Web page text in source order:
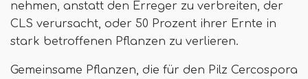
nehmen, anstatt den Erreger zu verbreiten, der
CLS verursacht, oder 50 Prozent ihrer Ernte in
stark betroffenen Pflanzen zu verlieren.
Gemeinsame Pflanzen, die für den Pilz Cercospora